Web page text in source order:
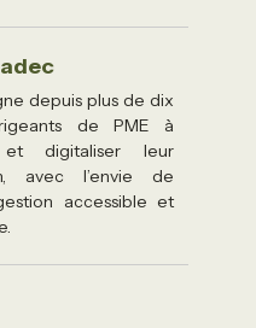
depuis plus de dix
de PME à
et digitaliser leur
avec l’envie de
accessible et